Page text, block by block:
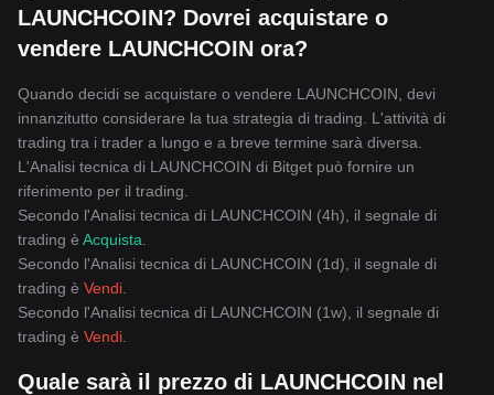
LAUNCHCOIN? Dovrei acquistare o
vendere LAUNCHCOIN ora?
Quando decidi se acquistare o vendere LAUNCHCOIN, devi
innanzitutto considerare la tua strategia di trading. L'attività di
trading tra i trader a lungo e a breve termine sarà diversa.
L'Analisi tecnica di LAUNCHCOIN di Bitget può fornire un
riferimento per il trading.
Secondo l'Analisi tecnica di LAUNCHCOIN (4h), il segnale di
trading è Acquista
Secondo l'Analisi tecnica di LAUNCHCOIN (1d), il segnale di
trading è Vendi
Secondo l'Analisi tecnica di LAUNCHCOIN (1w), il segnale di
trading è Vendi
Quale sarà il prezzo di LAUNCHCOIN nel